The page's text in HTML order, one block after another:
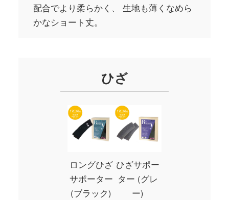
配合でより柔らかく、 生地も薄くなめら
かなショート丈。
ひざ
ロングひざ
サポーター
(ブラック)
ひざサポー
ター (グレ
ー)